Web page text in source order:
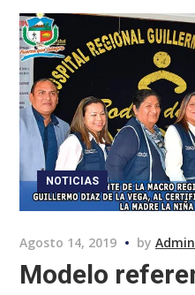
NOTICIAS
Agosto 14, 2019 byAdmin
Modelo